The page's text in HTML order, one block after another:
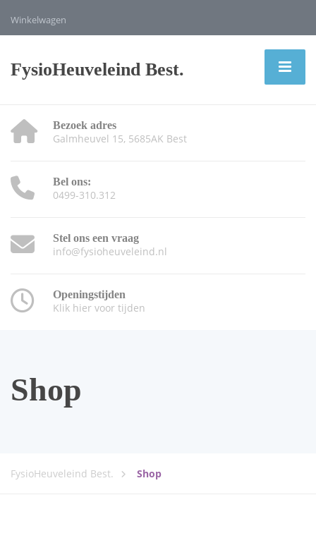
Winkelwagen
FysioHeuveleind Best.
Bezoek adres
Galmheuvel 15, 5685AK Best
Bel ons:
0499-310.312
Stel ons een vraag
info@fysioheuveleind.nl
Openingstijden
Klik hier voor tijden
Shop
FysioHeuveleind Best. Shop